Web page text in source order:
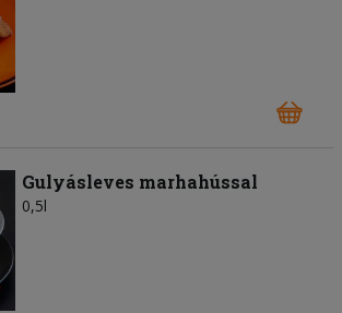
Gulyásleves marhahússal
0,5l